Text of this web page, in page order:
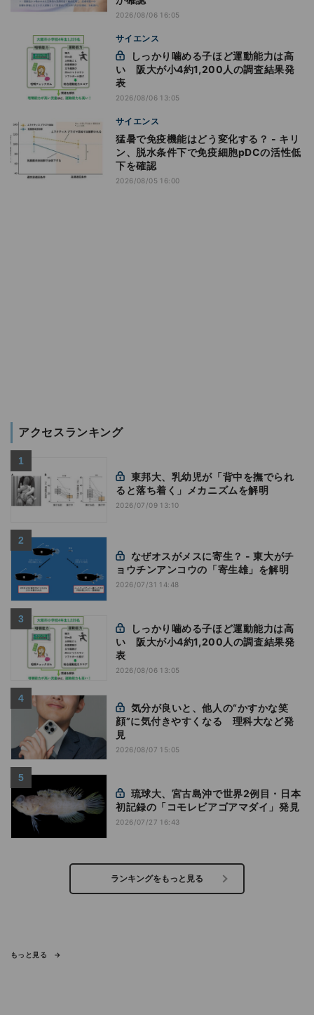
2026/08/06 16:05
サイエンス
い 阪大が小4約1,200人の調査結果発
表
2026/08/06 13:05
サイエンス
猛暑で免疫機能はどう変化する？ - キリ
ン、脱水条件下で免疫細胞pDCの活性低
下を確認
2026/08/05 16:00
アクセスランキング
ると落ち着く」メカニズムを解明
2026/07/09 13:10
ョウチンアンコウの「寄生雄」を解明
2026/07/31 14:48
い 阪大が小4約1,200人の調査結果発
表
2026/08/06 13:05
顔”に気付きやすくなる 理科大など発
見
2026/08/07 15:05
初記録の「コモレビアゴアマダイ」発見
2026/07/27 16:43
ランキングをもっと見る
もっと見る